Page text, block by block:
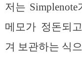
저는
메모가 정돈되
겨 보관하는 식